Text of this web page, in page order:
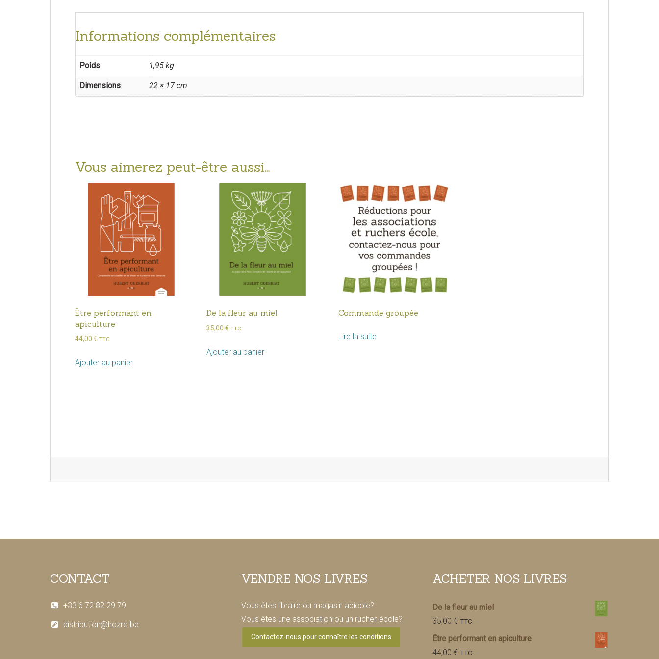
Informations complémentaires
Poids 1,95 kg
Dimensions 22 × 17 cm
Vous aimerez peut-être aussi…
Être performant en
apiculture
44,00 € TTC
Ajouter au panier
De la fleur au miel
35,00€ TTC
Ajouter au panier
Commande groupée
Lire la suite
CONTACT
+33 6 72 82 29 79
distribution@hozro.be
VENDRE NOS LIVRES
Vous êtes libraire ou magasin apicole?
Vous êtes une association ou un rucher-école?
Contactez-nous pour connaître les conditions
ACHETER NOS LIVRES
De la fleur au miel
35,00 € TTC
Être performant en apiculture
44,00 € TTC